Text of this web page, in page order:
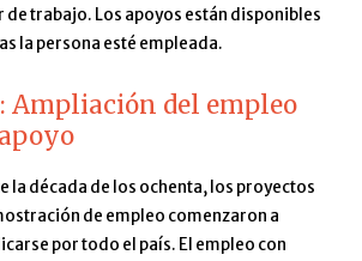
de trabajo. Los apoyos están disponibles
la persona esté empleada.
Ampliación del empleo
la década de los ochenta, los proyectos
de empleo comenzaron a
por todo el país. El empleo con